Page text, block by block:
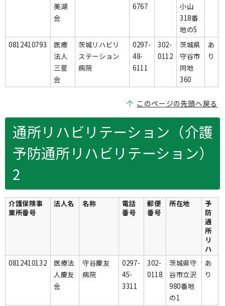
美湖
会
6767
小山
318番
地の5
0812410793
医療
法人
三星
会
茨城リハビリ
ステーション
病院
0297-
48-
6111
302-
0112
茨城県
守谷市
同地
360
あ
り
このページの先頭へ戻る
通所リハビリテーション（介護
予防通所リハビリテーション）
2
介護保険事
業所番号
法人名 名称
電話
番号
郵便
番号
所在地
予
防
通
所
リ
ハ
0812410132
医療法
人慶友
会
守谷慶友
病院
0297-
45-
3311
302-
0118
茨城県守
谷市立沢
980番地
の1
あ
り